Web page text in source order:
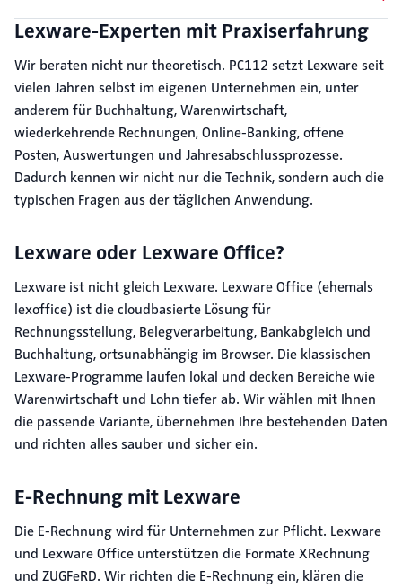
Lexware-Experten mit Praxiserfahrung
Wir beraten nicht nur theoretisch. PC112 setzt Lexware seit
vielen Jahren selbst im eigenen Unternehmen ein, unter
anderem für Buchhaltung, Warenwirtschaft,
wiederkehrende Rechnungen, Online-Banking, offene
Posten, Auswertungen und Jahresabschlussprozesse.
Dadurch kennen wir nicht nur die Technik, sondern auch die
typischen Fragen aus der täglichen Anwendung.
Lexware oder Lexware Office?
Lexware ist nicht gleich Lexware. Lexware Office (ehemals
lexoffice) ist die cloudbasierte Lösung für
Rechnungsstellung, Belegverarbeitung, Bankabgleich und
Buchhaltung, ortsunabhängig im Browser. Die klassischen
Lexware-Programme laufen lokal und decken Bereiche wie
Warenwirtschaft und Lohn tiefer ab. Wir wählen mit Ihnen
die passende Variante, übernehmen Ihre bestehenden Daten
und richten alles sauber und sicher ein.
E-Rechnung mit Lexware
Die E-Rechnung wird für Unternehmen zur Pflicht. Lexware
und Lexware Office unterstützen die Formate XRechnung
und ZUGFeRD. Wir richten die E-Rechnung ein, klären die